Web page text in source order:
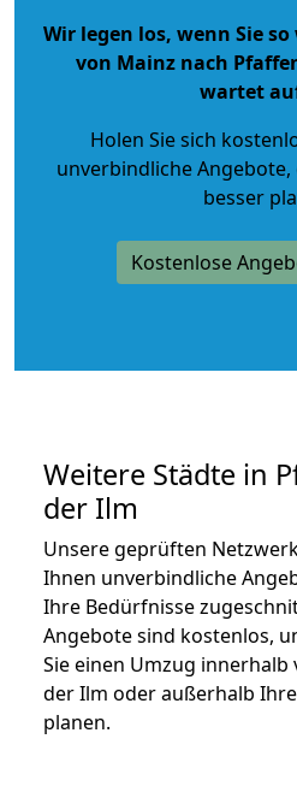
Wir legen los, wenn Sie
von Mainz nach
wartet
Holen Sie sich
unverbindliche Angebote
besser
Kostenlose
Weitere Städte in
der Ilm
Unsere geprüften
Ihnen unverbindliche
Ihre Bedürfnisse
Angebote sind kostenlos,
Sie einen Umzug
der Ilm oder außerhalb
planen.